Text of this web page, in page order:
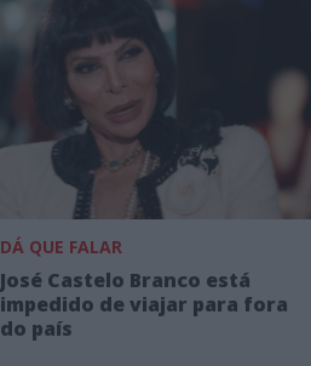
DÁ QUE FALAR
José Castelo Branco está
impedido de viajar para fora
do país